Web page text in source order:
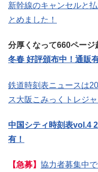
新幹線のキャンセルと
とめました！
分厚くなって660ページ
冬春 好評頒布中！通販
鉄道時刻表ニュースは
ス大阪こみっくトレジ
中国シティ時刻表vol.4
有！
【急募】 協力者募集中で